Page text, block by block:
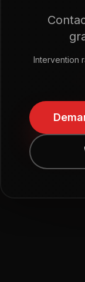
Intervention